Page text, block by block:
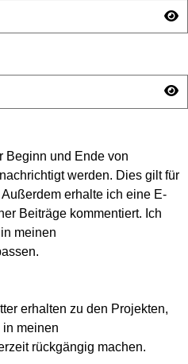
Beginn und Ende von
werden. Dies gilt für
erhalte ich eine E-
Beiträge kommentiert. Ich
meinen
erhalten zu den Projekten,
meinen
rückgängig machen.